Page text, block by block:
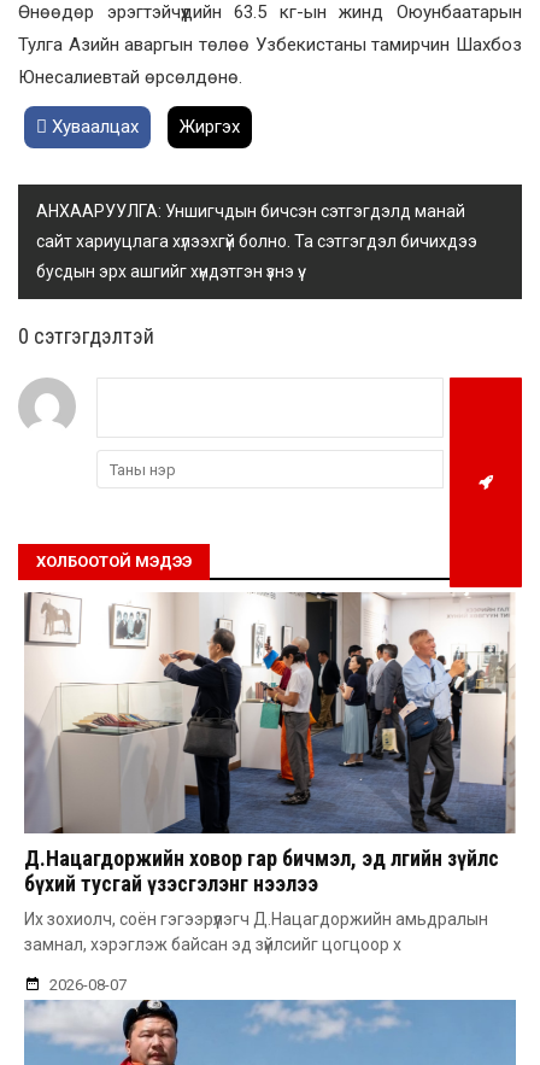
Өнөөдөр эрэгтэйчүүдийн 63.5 кг-ын жинд Оюунбаатарын
Тулга Азийн аваргын төлөө Узбекистаны тамирчин Шахбоз
Юнесалиевтай өрсөлдөнө.
Хуваалцах Жиргэх
АНХААРУУЛГА: Уншигчдын бичсэн сэтгэгдэлд манай
сайт хариуцлага хүлээхгүй болно. Та сэтгэгдэл бичихдээ
бусдын эрх ашгийг хүндэтгэн үзнэ үү.
0 cэтгэгдэлтэй
ХОЛБООТОЙ МЭДЭЭ
Д.Нацагдоржийн ховор гар бичмэл, эд өлгийн зүйлс
бүхий тусгай үзэсгэлэнг нээлээ
Их зохиолч, соён гэгээрүүлэгч Д.Нацагдоржийн амьдралын
замнал, хэрэглэж байсан эд зүйлсийг цогцоор х
2026-08-07